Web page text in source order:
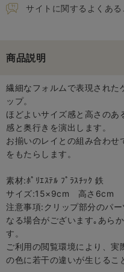
サイトに関するよくある
商品説明
繊細なフォルムで表現された
ップ。
ほどよいサイズ感と高さのあ
感と奥行きを演出します。
お揃いのレイとの組み合わせ
をもたらします。
素材:ﾎﾟﾘｴｽﾃﾙ ﾌﾟﾗｽﾁｯｸ 鉄
サイズ:15×9cm 高さ6cm
注意事項:クリップ部分のパ
なる場合がございます｡あら
す。
ご利用の閲覧環境により、
の色に若干の違いが生じるこ